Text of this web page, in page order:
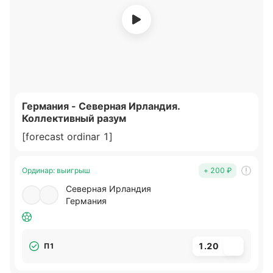
Германия - Северная Ирландия.
Коллективный разум
[forecast ordinar 1]
Ординар: выигрыш + 200 ₽
Северная Ирландия
Германия
П1 1.20